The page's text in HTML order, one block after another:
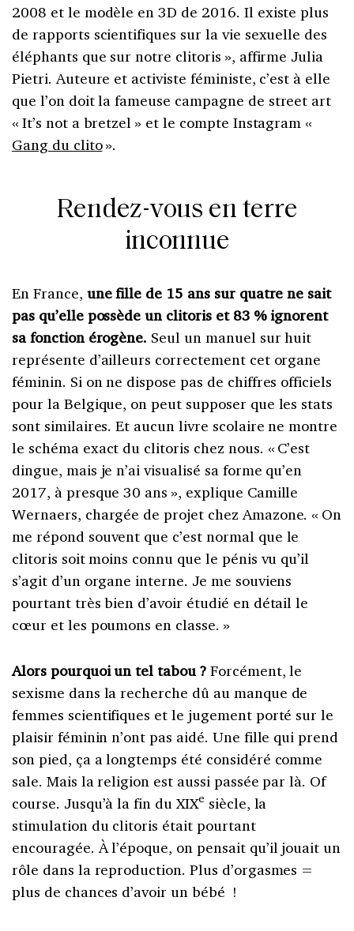
2008 et le modèle en 3D de 2016. Il existe plus
de rapports scientifiques sur la vie sexuelle des
éléphants que sur notre clitoris », affirme Julia
Pietri. Auteure et activiste féministe, c’est à elle
que l’on doit la fameuse campagne de street art
« It’s not a bretzel » et le compte Instagram «
Gang du clito».
Rendez-vous en terre
inconnue
En France, une fille de 15 ans sur quatre ne sait
pas qu’elle possède un clitoris et 83 % ignorent
sa fonction érogène. Seul un manuel sur huit
représente d’ailleurs correctement cet organe
féminin. Si on ne dispose pas de chiffres officiels
pour la Belgique, on peut supposer que les stats
sont similaires. Et aucun livre scolaire ne montre
le schéma exact du clitoris chez nous. « C’est
dingue, mais je n’ai visualisé sa forme qu’en
2017, à presque 30 ans », explique Camille
Wernaers, chargée de projet chez Amazone. « On
me répond souvent que c’est normal que le
clitoris soit moins connu que le pénis vu qu’il
s’agit d’un organe interne. Je me souviens
pourtant très bien d’avoir étudié en détail le
cœur et les poumons en classe. »
Alors pourquoi un tel tabou ?Forcément, le
sexisme dans la recherche dû au manque de
femmes scientifiques et le jugement porté sur le
plaisir féminin n’ont pas aidé. Une fille qui prend
son pied, ça a longtemps été considéré comme
sale. Mais la religion est aussi passée par là. Of
course. Jusqu’à la fin du XIXe siècle, la
stimulation du clitoris était pourtant
encouragée. À l’époque, on pensait qu’il jouait un
rôle dans la reproduction. Plus d’orgasmes =
plus de chances d’avoir un bébé !